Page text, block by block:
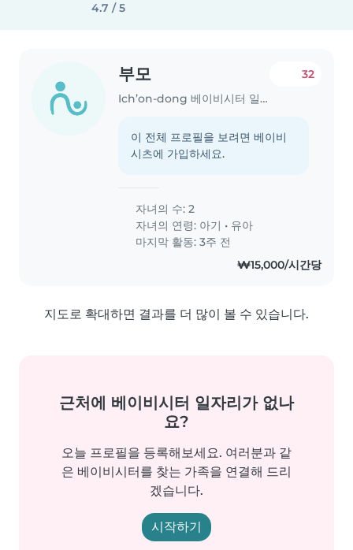
4.7 / 5
부모
Ich’on-dong 베이비시터 일자리
32
이 전체 프로필을 보려면 베이비
시츠에 가입하세요.
자녀의 수: 2
자녀의 연령: 아기 • 유아
마지막 활동: 3주 전
₩15,000/시간당
지도로 확대하면 결과를 더 많이 볼 수 있습니다.
근처에 베이비시터 일자리가 없나
요?
오늘 프로필을 등록해보세요. 여러분과 같
은 베이비시터를 찾는 가족을 연결해 드리
겠습니다.
시작하기